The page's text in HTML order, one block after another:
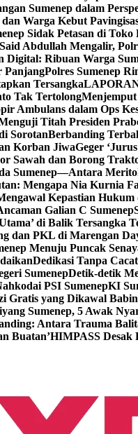
Sumenep dalam
Warga Kebut
Sidak Petasan di
Abdullah Mengalir,
Digital: Ribuan Warga
PanjangPolres Sumenep
Tersangka
Tak Tertolong
Ambulans dalam Ops
Titah Presiden
SorotanBerbanding
Korban JiwaGeger
Sawah dan Borong
Sumenep—Antara
Mengapa Nia Kurnia
Kepastian
Galian C Sumenep
di Balik Tersangka
dan PKL di Marengan
Menuju Puncak
Dedikasi Tanpa
SumenepDetik-detik
PSI SumenepKI
Gratis yang Dikawal
Sumenep, 5 Awak
Antara Trauma
Buatan’HIMPASS Desak